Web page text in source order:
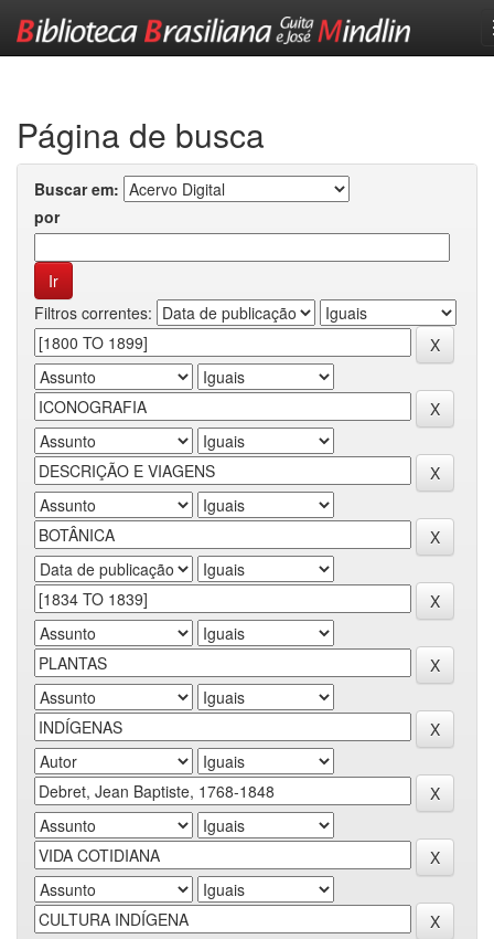
Página de busca
Buscar em:
por
Filtros correntes: